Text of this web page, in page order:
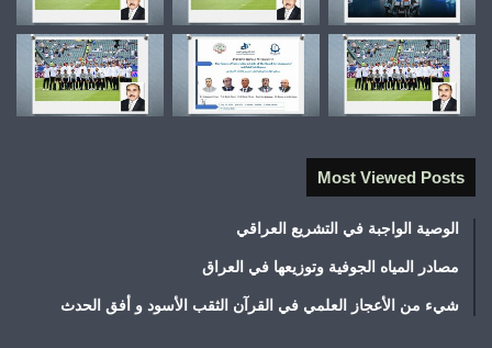
Most Viewed Posts
الوصية الواجبة في التشريع العراقي
مصادر المياه الجوفية وتوزيعها في العراق
شيء من الأعجاز العلمي في القرآن الثقب الأسود و أفق الحدث